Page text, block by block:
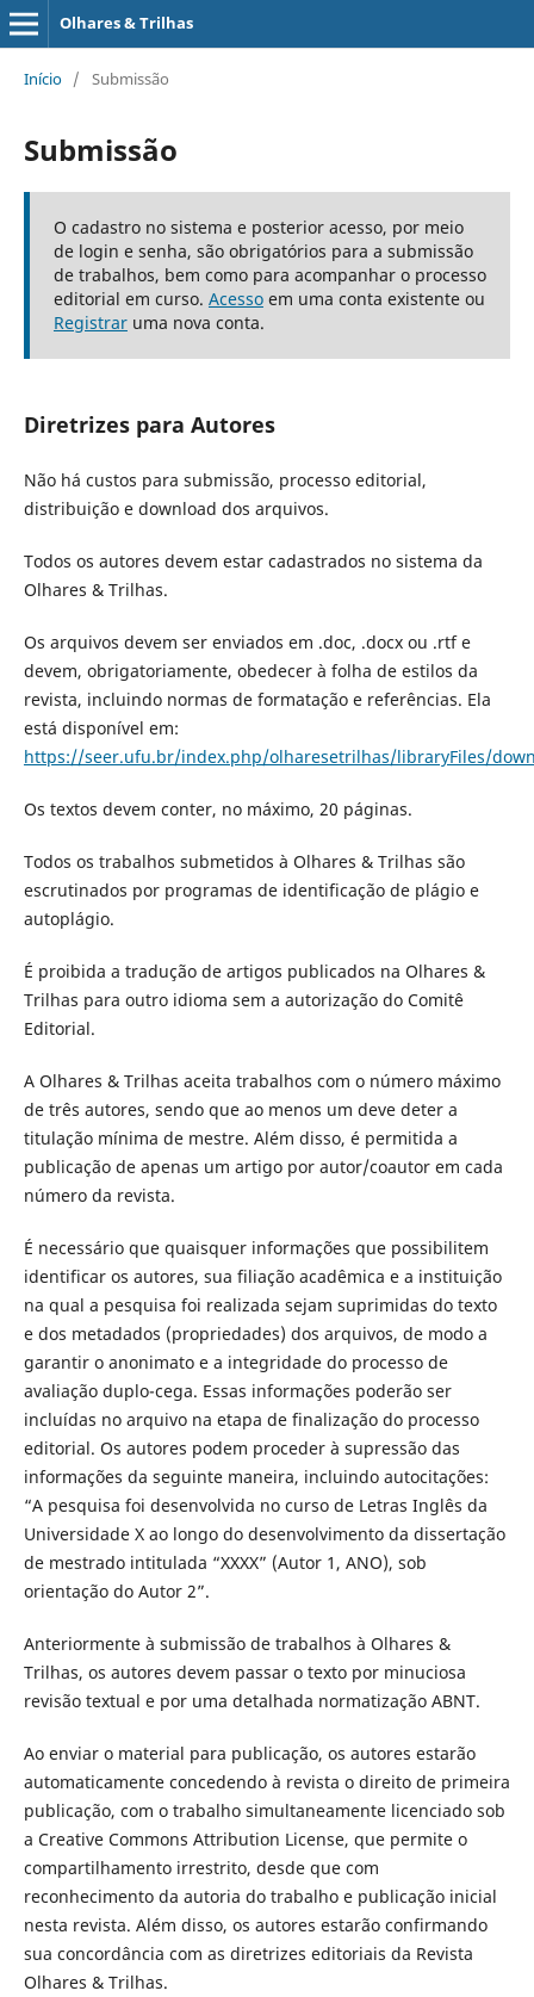
Olhares & Trilhas
Início / Submissão
Submissão
O cadastro no sistema e posterior acesso, por meio
de login e senha, são obrigatórios para a submissão
de trabalhos, bem como para acompanhar o processo
editorial em curso. Acessoem uma conta existente ou
Registraruma nova conta.
Diretrizes para Autores
Não há custos para submissão, processo editorial,
distribuição e download dos arquivos.
Todos os autores devem estar cadastrados no sistema da
Olhares & Trilhas.
Os arquivos devem ser enviados em .doc, .docx ou .rtf e
devem, obrigatoriamente, obedecer à folha de estilos da
revista, incluindo normas de formatação e referências. Ela
está disponível em:
https://seer.ufu.br/index.php/olharesetrilhas/libraryFiles/
Os textos devem conter, no máximo, 20 páginas.
Todos os trabalhos submetidos à Olhares & Trilhas são
escrutinados por programas de identificação de plágio e
autoplágio.
É proibida a tradução de artigos publicados na Olhares &
Trilhas para outro idioma sem a autorização do Comitê
Editorial.
A Olhares & Trilhas aceita trabalhos com o número máximo
de três autores, sendo que ao menos um deve deter a
titulação mínima de mestre. Além disso, é permitida a
publicação de apenas um artigo por autor/coautor em cada
número da revista.
É necessário que quaisquer informações que possibilitem
identificar os autores, sua filiação acadêmica e a instituição
na qual a pesquisa foi realizada sejam suprimidas do texto
e dos metadados (propriedades) dos arquivos, de modo a
garantir o anonimato e a integridade do processo de
avaliação duplo-cega. Essas informações poderão ser
incluídas no arquivo na etapa de finalização do processo
editorial. Os autores podem proceder à supressão das
informações da seguinte maneira, incluindo autocitações:
“A pesquisa foi desenvolvida no curso de Letras Inglês da
Universidade X ao longo do desenvolvimento da dissertação
de mestrado intitulada “XXXX” (Autor 1, ANO), sob
orientação do Autor 2”.
Anteriormente à submissão de trabalhos à Olhares &
Trilhas, os autores devem passar o texto por minuciosa
revisão textual e por uma detalhada normatização ABNT.
Ao enviar o material para publicação, os autores estarão
automaticamente concedendo à revista o direito de primeira
publicação, com o trabalho simultaneamente licenciado sob
a Creative Commons Attribution License, que permite o
compartilhamento irrestrito, desde que com
reconhecimento da autoria do trabalho e publicação inicial
nesta revista. Além disso, os autores estarão confirmando
sua concordância com as diretrizes editoriais da Revista
Olhares & Trilhas.